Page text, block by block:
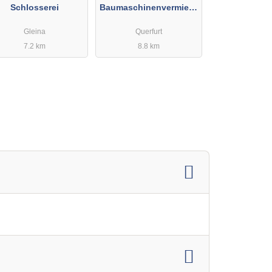
Schlosserei
Gleina
7.2 km
Baumaschinenvermietu
Querfurt
8.8 km